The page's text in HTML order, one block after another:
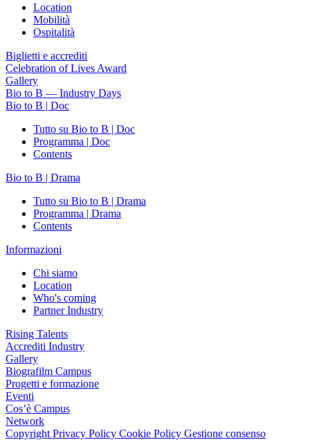
Location
Mobilità
Ospitalità
Biglietti e accrediti
Celebration of Lives Award
Gallery
Bio to B — Industry Days
Bio to B | Doc
Tutto su Bio to B | Doc
Programma | Doc
Contents
Bio to B | Drama
Tutto su Bio to B | Drama
Programma | Drama
Contents
Informazioni
Chi siamo
Location
Who's coming
Partner Industry
Rising Talents
Accrediti Industry
Gallery
Biografilm Campus
Progetti e formazione
Eventi
Cos’è Campus
Network
Copyright Privacy Policy Cookie Policy Gestione consenso